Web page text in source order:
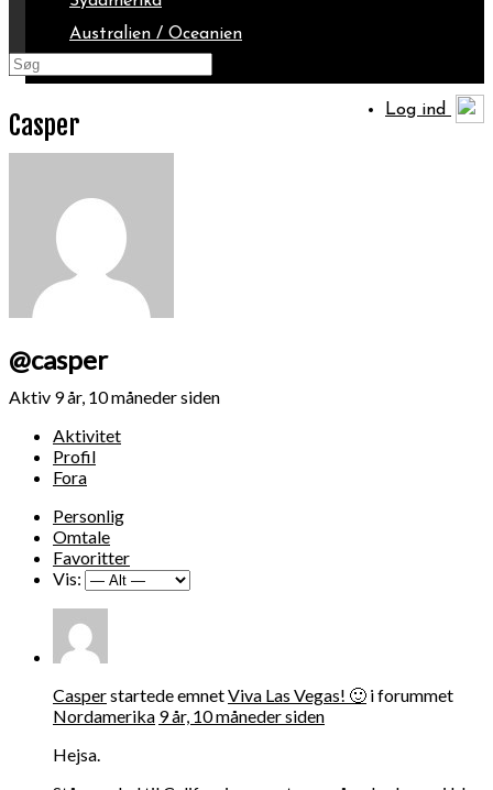
Australien / Oceanien
Log ind
Casper
@casper
Aktiv 9 år, 10 måneder siden
Aktivitet
Profil
Fora
Personlig
Omtale
Favoritter
Vis:
Casperstartede emnetViva Las Vegas! 🙂 i forummet
Nordamerika 9 år, 10 måneder siden
Hejsa.